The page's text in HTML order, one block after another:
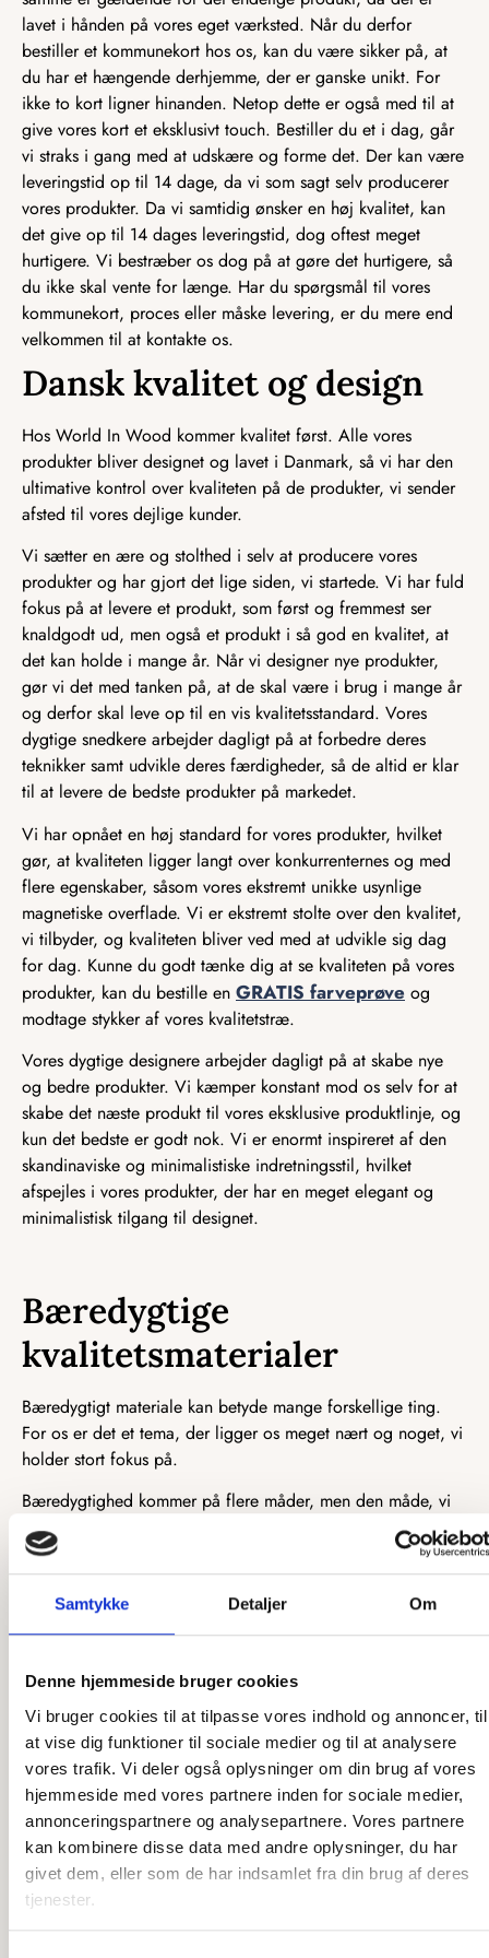
Samtykke Detaljer Om
Denne hjemmeside bruger cookies
Vi bruger cookies til at tilpasse vores indhold og annoncer, til
at vise dig funktioner til sociale medier og til at analysere
vores trafik. Vi deler også oplysninger om din brug af vores
hjemmeside med vores partnere inden for sociale medier,
annonceringspartnere og analysepartnere. Vores partnere
kan kombinere disse data med andre oplysninger, du har
givet dem, eller som de har indsamlet fra din brug af deres
tjenester.
lavet i hånden på vores eget værksted. Når du derfor
bestiller et kommunekort hos os, kan du være sikker på, at
du har et hængende derhjemme, der er ganske unikt. For
ikke to kort ligner hinanden. Netop dette er også med til at
give vores kort et eksklusivt touch. Bestiller du et i dag, går
vi straks i gang med at udskære og forme det. Der kan være
leveringstid op til 14 dage, da vi som sagt selv producerer
vores produkter. Da vi samtidig ønsker en høj kvalitet, kan
det give op til 14 dages leveringstid, dog oftest meget
hurtigere. Vi bestræber os dog på at gøre det hurtigere, så
du ikke skal vente for længe. Har du spørgsmål til vores
kommunekort, proces eller måske levering, er du mere end
velkommen til at kontakte os.
Dansk kvalitet og design
Hos World In Wood kommer kvalitet først. Alle vores
produkter bliver designet og lavet i Danmark, så vi har den
ultimative kontrol over kvaliteten på de produkter, vi sender
afsted til vores dejlige kunder.
Vi sætter en ære og stolthed i selv at producere vores
produkter og har gjort det lige siden, vi startede. Vi har fuld
fokus på at levere et produkt, som først og fremmest ser
knaldgodt ud, men også et produkt i så god en kvalitet, at
det kan holde i mange år. Når vi designer nye produkter,
gør vi det med tanken på, at de skal være i brug i mange år
og derfor skal leve op til en vis kvalitetsstandard. Vores
dygtige snedkere arbejder dagligt på at forbedre deres
teknikker samt udvikle deres færdigheder, så de altid er klar
til at levere de bedste produkter på markedet.
Vi har opnået en høj standard for vores produkter, hvilket
gør, at kvaliteten ligger langt over konkurrenternes og med
flere egenskaber, såsom vores ekstremt unikke usynlige
magnetiske overflade. Vi er ekstremt stolte over den kvalitet,
vi tilbyder, og kvaliteten bliver ved med at udvikle sig dag
for dag. Kunne du godt tænke dig at se kvaliteten på vores
produkter, kan du bestille en GRATIS farveprøve og
modtage stykker af vores kvalitetstræ.
Vores dygtige designere arbejder dagligt på at skabe nye
og bedre produkter. Vi kæmper konstant mod os selv for at
skabe det næste produkt til vores eksklusive produktlinje, og
kun det bedste er godt nok. Vi er enormt inspireret af den
skandinaviske og minimalistiske indretningsstil, hvilket
afspejles i vores produkter, der har en meget elegant og
minimalistisk tilgang til designet.
Bæredygtige
kvalitetsmaterialer
Bæredygtigt materiale kan betyde mange forskellige ting.
For os er det et tema, der ligger os meget nært og noget, vi
holder stort fokus på.
Bæredygtighed kommer på flere måder, men den måde, vi
leverer bæredygtige produkter på, er ved at levere
kvalitetsprodukter. Når vi producerer produkter i den høje
kvalitet, som vi gør, kan vi med god samvittighed vide, at de
vil pryde ethvert hjem i mange år. Bæredygtighed er ofte
forbundet med kvalitet, da kvalitet betyder længere levetid
bæredygtige vision ved at tilbyde delene af vores produkter
som reservedele. Dette gør det nemt for dig som forbruger
at leve et bæredygtigt liv, da du ikke skal erstatte eller købe
nyt, så snart en lille del går i stykker.
Når vi snakker kvalitetsmaterialer, omhandler et vigtigt
bæredygtighedspunkt, hvordan materialet er skaffet.
Størstedelen af vores materialer er produceret i træ, hvilket
er et naturprodukt, som vi kan gro mere af. Alt det træ, vi
benytter, kommer fra FSC-certificerede forhandlere og bliver
derfor fældet med god samvittighed. Udover dette består